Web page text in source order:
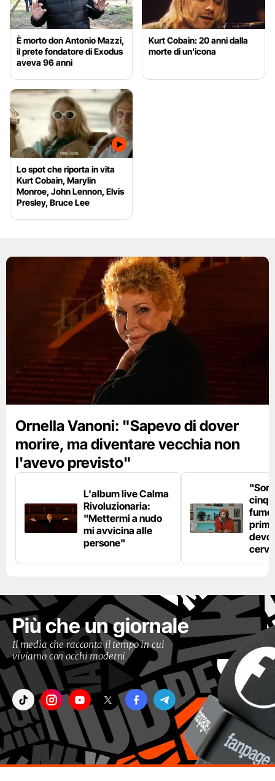
È morto don Antonio Mazzi,
il prete fondatore di Exodus
aveva 96 anni
Kurt Cobain: 20 anni dalla
morte di un'icona
Lo spot che riporta in vita
Kurt Cobain, Marylin
Monroe, John Lennon, Elvis
Presley, Bruce Lee
Ornella Vanoni: "Sapevo di dover
morire, ma diventare vecchia non
l'avevo previsto"
L'album live Calma
Rivoluzionaria:
"Mettermi a nudo
mi avvicina alle
persone"
fumo
devo
Più che un giornale
Il media che racconta il tempo in cui
viviamo con occhi moderni